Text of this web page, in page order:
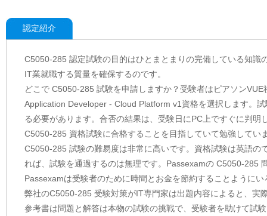
認定紹介
C5050-285 認定試験の目的はひとまとまりの完備している知
IT業就職する質量を確保するのです。
どこで C5050-285 試験を申請しますか？受験者はピアソン
Application Developer - Cloud Platform v1資格を選択します。
る必要があります。合否の結果は、受験日にPC上ですぐに判明
C5050-285 資格試験に合格することを目指していて勉強してい
C5050-285 試験の難易度は非常に高いです。資格試験は英語
れば、試験を通過するのは無理です。Passexamの C5050-285
Passexamは受験者のために時間とお金を節約することように
弊社のC5050-285 受験対策がIT専門家は出題内容によると、
参考書は問題と解答は本物の試験の挑戦で、受験者を助けて試